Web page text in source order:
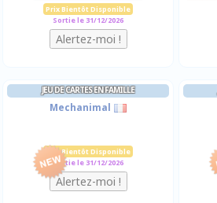
Prix Bientôt Disponible
Sortie le 31/12/2026
JEU DE CARTES EN FAMILLE
Mechanimal
Prix Bientôt Disponible
Sortie le 31/12/2026